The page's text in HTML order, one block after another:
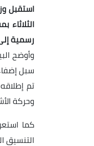
استقبل
الثلاثاء
رسمية
وأوضح
سبل
وحركة
كما
التنسيق